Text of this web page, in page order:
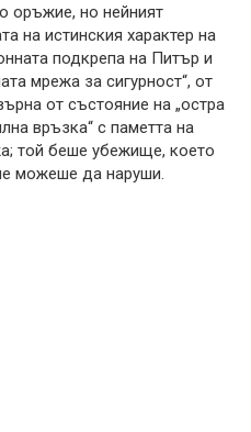
оръжие, но нейният
на истинския характер на
подкрепа на Питър и
мрежа за сигурност“, от
от състояние на „остра
връзка“ с паметта на
той беше убежище, което
можеше да наруши.